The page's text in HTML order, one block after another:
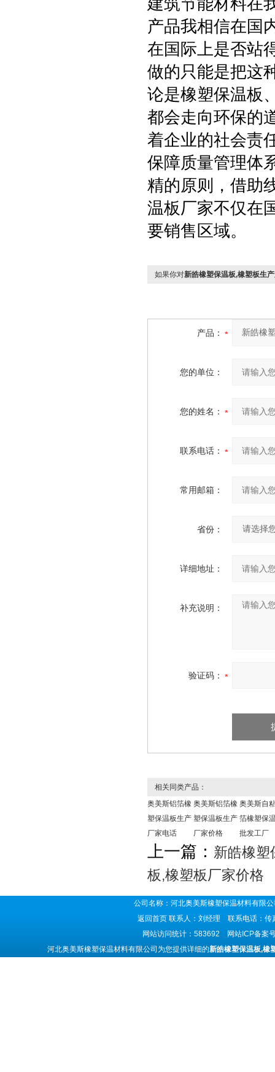
建筑节能材料在
产品我相信在国
在国际上是否站
做的只能是把这
论是橡塑保温板
都会走向环保的
着企业的社会责
保障质量管理体
精的原则，借助
温板厂家不仅在
要销售区域。
如果你对新皓橡塑保温板,橡塑板生
产品：
您的单位：
您的姓名：
联系电话：
常用邮箱：
省份：
详细地址：
补充说明：
验证码：
相关同类产品：
奥美斯铝箔橡
塑保温板生产
厂家电话
奥美斯铝箔橡
塑保温板生产
厂家价格
奥美斯自
箔橡塑保
批发工厂
上一篇： 新皓橡塑
板,橡塑板厂家价格
公司名称：河北奥美斯橡塑保温材料有
返回首页 联系人：刘经理 联系电话：
网站访问统计：583692 网站ICP备案
河北奥美斯橡塑保温材料有限公司为您提供详细的新皓橡塑保温板,橡